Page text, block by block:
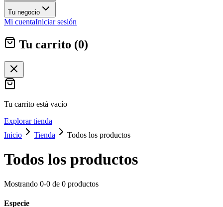
Tu negocio
Mi cuentaIniciar sesión
Tu carrito (0)
Tu carrito está vacío
Explorar tienda
Inicio
Tienda Todos los productos
Todos los productos
Mostrando 0-0 de 0 productos
Especie